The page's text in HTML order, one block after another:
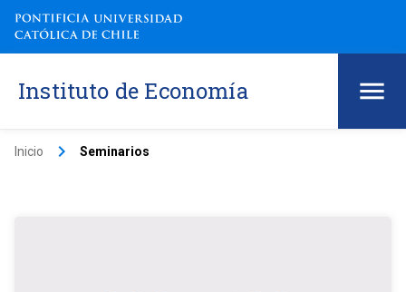
Instituto de Economía
Inicio keyboard_arrow_right Seminarios